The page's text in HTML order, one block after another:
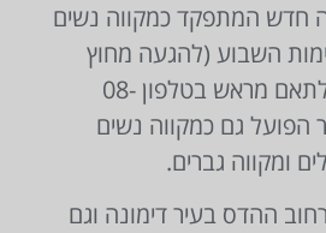
חדש המתפקד כמקווה נשים
השבוע (להגעה מחוץ
לשעות הפעילות יש לתאם מראש בטלפון 08-
ינר הפועל גם כמקווה נשים
ומקווה גברים.
ההדס בעיר דימונה וגם